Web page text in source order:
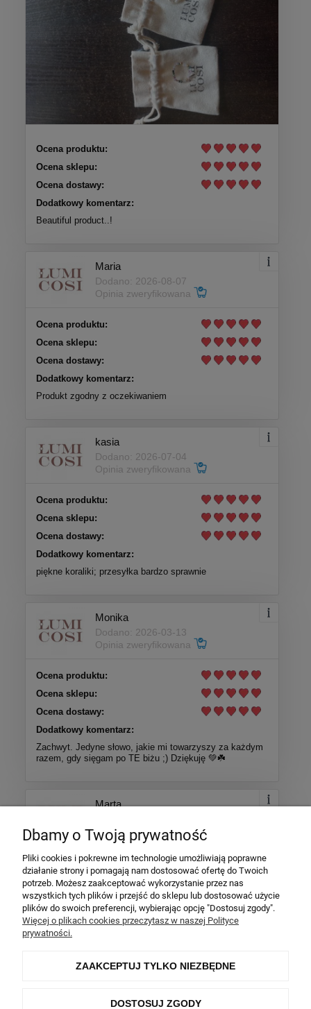
Ocena produktu:
Ocena sklepu:
Ocena dostawy:
Dodatkowy komentarz:
Beautiful product..!
Maria
Dodano: 2026-08-07
Opinia zweryfikowana
Ocena produktu:
Ocena sklepu:
Ocena dostawy:
Dodatkowy komentarz:
Produkt zgodny z oczekiwaniem
kasia
Dodano: 2026-07-04
Opinia zweryfikowana
Ocena produktu:
Ocena sklepu:
Ocena dostawy:
Dodatkowy komentarz:
piękne koraliki; przesyłka bardzo sprawnie
Monika
Dodano: 2026-03-13
Opinia zweryfikowana
Ocena produktu:
Ocena sklepu:
Ocena dostawy:
Dodatkowy komentarz:
Zachwyt. Jedyne słowo, jakie mi towarzyszy za każdym
razem, gdy sięgam po TE biżu ;) Dziękuję 💚☘️
Marta
Opinia zweryfikowana
Ocena produktu:
Ocena sklepu:
Ocena dostawy:
Dodatkowy komentarz:
Bransoletka dokładnie taka jak miała być. Wysyłka
Dbamy o Twoją prywatność
Pliki cookies i pokrewne im technologie umożliwiają poprawne
działanie strony i pomagają nam dostosować ofertę do Twoich
potrzeb. Możesz zaakceptować wykorzystanie przez nas
wszystkich tych plików i przejść do sklepu lub dostosować użycie
plików do swoich preferencji, wybierając opcję "Dostosuj zgody".
Więcej o plikach cookies przeczytasz w naszej Polityce
prywatności.
ZAAKCEPTUJ TYLKO NIEZBĘDNE
DOSTOSUJ ZGODY